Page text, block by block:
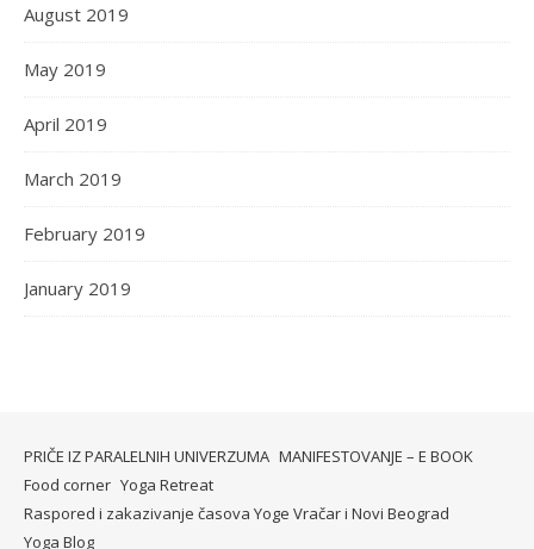
August 2019
May 2019
April 2019
March 2019
February 2019
January 2019
PRIČE IZ PARALELNIH UNIVERZUMA MANIFESTOVANJE – E BOOK
Food corner Yoga Retreat
Raspored i zakazivanje časova Yoge Vračar i Novi Beograd
Yoga Blog